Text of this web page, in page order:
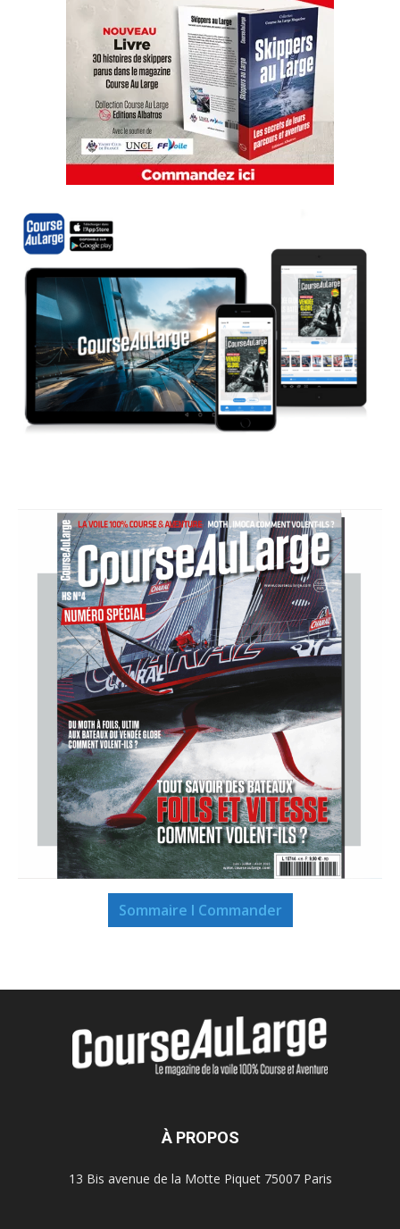
Sommaire I Commander
À PROPOS
13 Bis avenue de la Motte Piquet 75007 Paris